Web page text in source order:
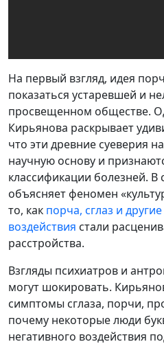
На первый взгляд, идея
показаться устаревшей и
просвещенном обществе.
Кирьянова раскрывает
что эти древние суеверия
научную основу и
классификации болезней. В
объясняет феномен
то, как порча, сглаз и
воздействия стали
расстройства.
Взгляды психиатров и
могут шокировать.
симптомы сглаза, порчи,
почему некоторые люди
негативного воздействия